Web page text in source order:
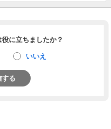
に立ちましたか？
いいえ
する